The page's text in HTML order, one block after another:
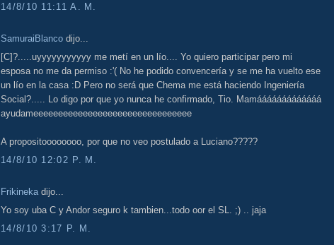
14/8/10 11:11 A. M.
SamuraiBlanco dijo...
[C]?.....uyyyyyyyyyyy me metí en un lío.... Yo quiero participar pero mi
esposa no me da permiso :'( No he podido convencería y se me ha vuelto ese
un lío en la casa :D Pero no será que Chema me está haciendo Ingeniería
Social?..... Lo digo por que yo nunca he confirmado, Tio. Mamááááááááááááá
ayudameeeeeeeeeeeeeeeeeeeeeeeeeeeeeeee
A propositoooooooo, por que no veo postulado a Luciano?????
14/8/10 12:02 P. M.
Frikineka dijo...
Yo soy uba C y Andor seguro k tambien...todo oor el SL. ;) .. jaja
14/8/10 3:17 P. M.